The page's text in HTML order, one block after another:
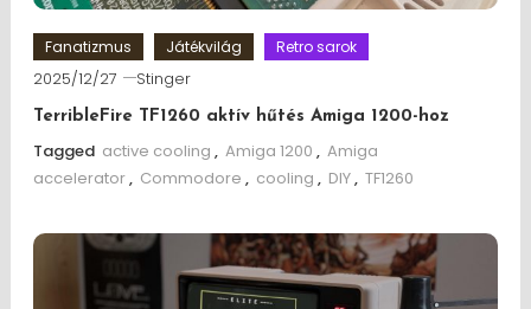
Fanatizmus Játékvilág Retro sarok
2025/12/27 Stinger
TerribleFire TF1260 aktív hűtés Amiga 1200-hoz
Tagged active cooling , Amiga 1200 , Amiga
accelerator, Commodore , cooling , DIY, TF1260